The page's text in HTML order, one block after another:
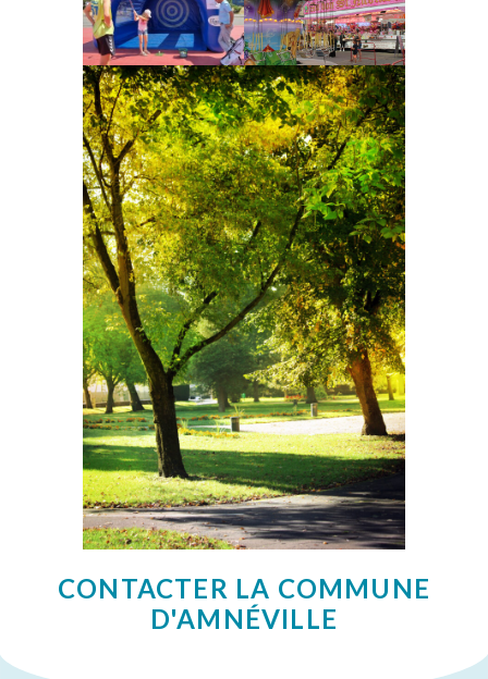
CONTACTER LA COMMUNE
D'AMNÉVILLE